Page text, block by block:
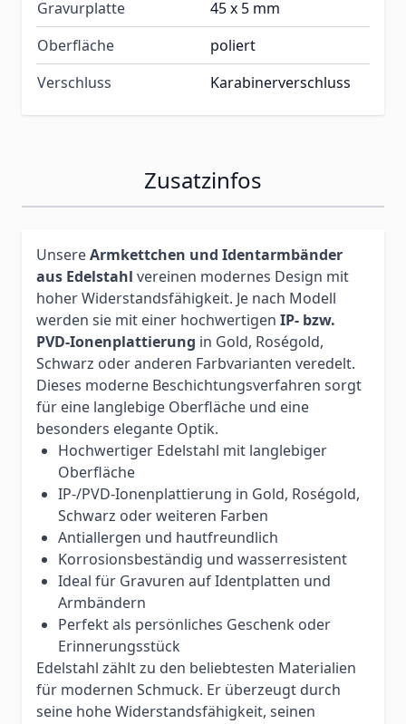
Gravurplatte
45 x 5 mm
Oberfläche
poliert
Verschluss
Karabinerverschluss
Zusatzinfos
UnsereArmkettchen und Identarmbänder
aus Edelstahl vereinen modernes Design mit
hoher Widerstandsfähigkeit. Je nach Modell
werden sie mit einer hochwertigen IP- bzw.
PVD-Ionenplattierung in Gold, Roségold,
Schwarz oder anderen Farbvarianten veredelt.
Dieses moderne Beschichtungsverfahren sorgt
für eine langlebige Oberfläche und eine
besonders elegante Optik.
Hochwertiger Edelstahl mit langlebiger
Oberfläche
IP-/PVD-Ionenplattierung in Gold, Roségold,
Schwarz oder weiteren Farben
Antiallergen und hautfreundlich
Korrosionsbeständig und wasserresistent
Ideal für Gravuren auf Identplatten und
Armbändern
Perfekt als persönliches Geschenk oder
Erinnerungsstück
Edelstahl zählt zu den beliebtesten Materialien
für modernen Schmuck. Er überzeugt durch
seine hohe Widerstandsfähigkeit, seinen